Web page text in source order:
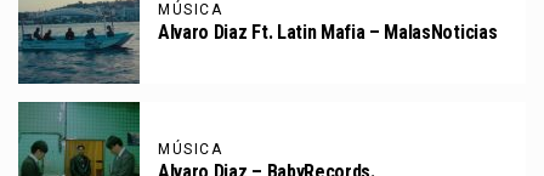
MÚSICA
Alvaro Diaz Ft. Latin Mafia – MalasNoticias
MÚSICA